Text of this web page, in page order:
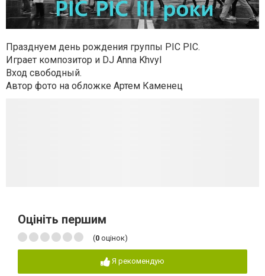
Празднуем день рождения группы PIC PIC.
Играет композитор и DJ Anna Khvyl
Вход свободный.
Автор фото на обложке Артем Каменец
Оцініть першим
(0 оцінок)
Я рекомендую